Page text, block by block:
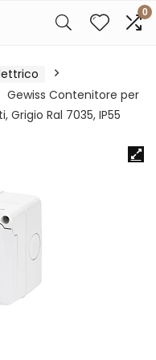
0
Gewiss Contenitore per
Grigio Ral 7035, IP55